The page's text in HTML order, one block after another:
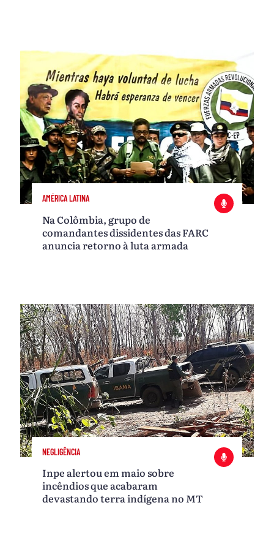
AMÉRICA LATINA
Na Colômbia, grupo de
comandantes dissidentes das FARC
anuncia retorno à luta armada
NEGLIGÊNCIA
Inpe alertou em maio sobre
incêndios que acabaram
devastando terra indígena no MT